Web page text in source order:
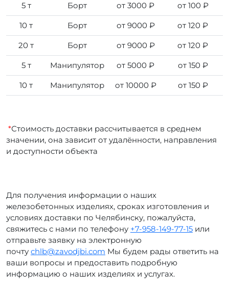
5 т Борт от 3000 ₽ от 100 ₽
10 т Борт от 9000 ₽ от 120 ₽
20 т Борт от 9000 ₽ от 120 ₽
5 т Манипулятор от 5000 ₽ от 150 ₽
10 т Манипулятор от 10000 ₽ от 150 ₽
*Стоимость доставки рассчитывается в среднем
значении, она зависит от удалённости, направления
и доступности объекта
Для получения информации о наших
железобетонных изделиях, сроках изготовления и
условиях доставки по Челябинску, пожалуйста,
свяжитесь с нами по телефону +7-958-149-77-15 или
отправьте заявку на электронную
почту chlb@zavodjbi.com Мы будем рады ответить на
ваши вопросы и предоставить подробную
информацию о наших изделиях и услугах.